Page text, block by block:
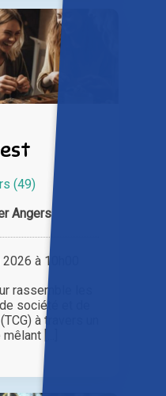
(49)
Angers
à 10h00
rassemble les
société et de
à travers un
[...]